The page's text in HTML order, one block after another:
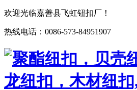
欢迎光临嘉善县飞虹钮扣厂！
热线电话：0086-573-84951907